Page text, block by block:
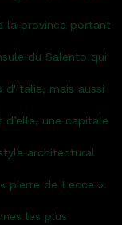
la province portant
du Salento qui
d'Italie, mais aussi
une capitale
architectural
pierre de Lecce ».
les plus